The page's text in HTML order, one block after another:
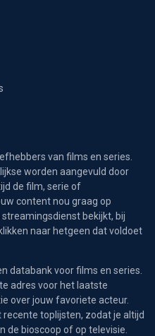
van films en series.
worden aangevuld door
de film, serie of
content nou graag op
bekijkt, bij
naar hetgeen dat voldoet
databank voor films en series.
adres voor het laatste
over jouw favoriete acteur.
recente toplijsten, zodat je altijd
de bioscoop of op televisie.